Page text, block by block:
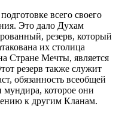
всего своего
Это дало Духам
резерв, который
их столица
Стране Мечты, является
резерв также служит
обязанность всеобщей
мундира, которое они
к другим Кланам.